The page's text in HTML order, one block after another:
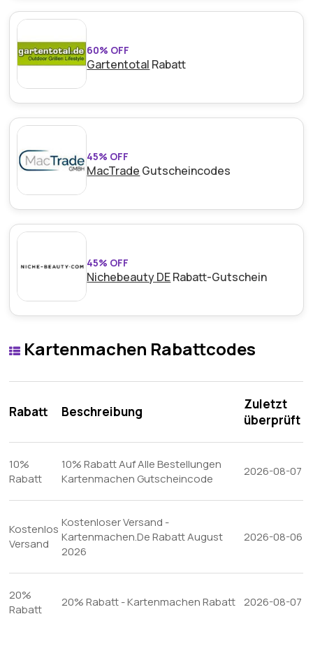
60% OFF
Gartentotal Rabatt
45% OFF
MacTrade Gutscheincodes
45% OFF
Nichebeauty DERabatt-Gutschein
Kartenmachen Rabattcodes
Rabatt Beschreibung
Zuletzt
überprüft
10%
Rabatt
10% Rabatt Auf Alle Bestellungen
Kartenmachen Gutscheincode
2026-08-07
Kostenlos
Versand
Kostenloser Versand -
Kartenmachen.De Rabatt August
2026
2026-08-06
20%
Rabatt
20% Rabatt - Kartenmachen Rabatt 2026-08-07